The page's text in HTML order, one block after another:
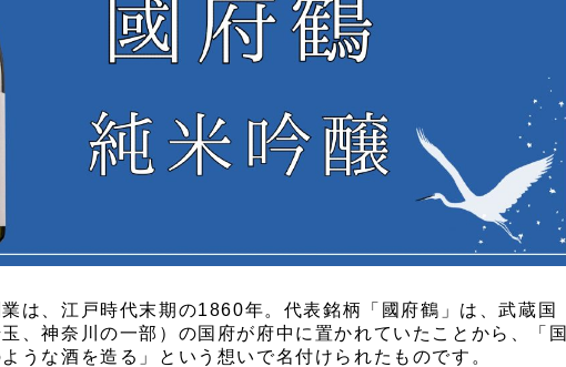
は、江戸時代末期の1860年。代表銘柄「國府鶴」は、武蔵国
玉、神奈川の一部）の国府が府中に置かれていたことから、「国
うな酒を造る」という想いで名付けられたものです。